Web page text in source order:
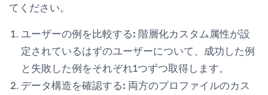
てください。
ユーザーの例を比較する: 階層化カスタム属性が設
定されているはずのユーザーについて、成功した例
と失敗した例をそれぞれ1つずつ取得します。
データ構造を確認する: 両方のプロファイルのカス